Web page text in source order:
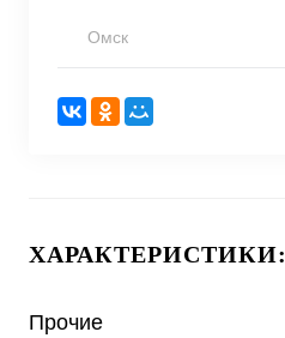
Омск
ХАРАКТЕРИСТИКИ:
Прочие